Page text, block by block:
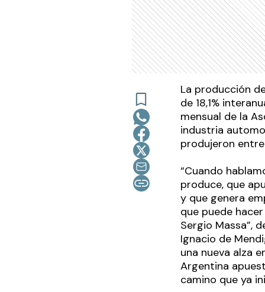
La producción
de 18,1%
mensual de la
industria
produjeron
“Cuando
produce, que
y que genera
que puede
Sergio Massa”,
Ignacio de
una nueva alza
Argentina
camino que ya